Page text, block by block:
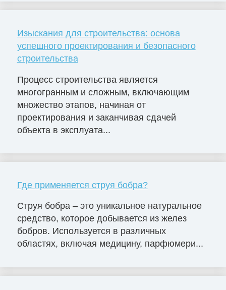
Изыскания для строительства: основа
успешного проектирования и безопасного
строительства
Процесс строительства является
многогранным и сложным, включающим
множество этапов, начиная от
проектирования и заканчивая сдачей
объекта в эксплуата...
Где применяется струя бобра?
Струя бобра – это уникальное натуральное
средство, которое добывается из желез
бобров. Используется в различных
областях, включая медицину, парфюмери...